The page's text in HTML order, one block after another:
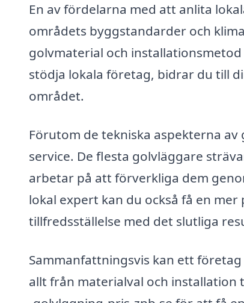
En av fördelarna med att anlita
områdets byggstandarder och
golvmaterial och
stödja lokala företag, bidrar du till
området.
Förutom de tekniska aspekterna
service. De flesta golvläggare
arbetar på att förverkliga dem
lokal expert kan du också få en
tillfredsställelse med det slutliga
Sammanfattningsvis kan ett
allt från materialval och installation